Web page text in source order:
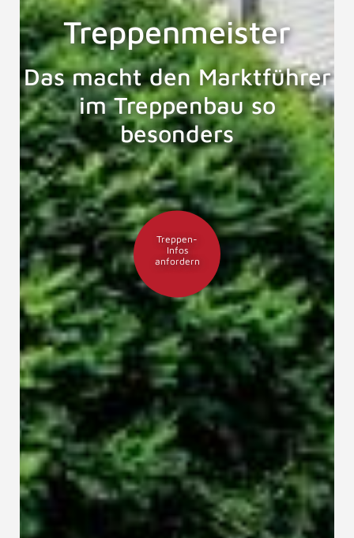
Treppenmeister
Das macht den Marktführer
im Treppenbau so
besonders
Treppen-
Infos
anfordern